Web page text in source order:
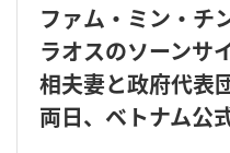
ファム・ミン・チ
ラオスのソーンサ
相夫妻と政府代表
両日、ベトナム公